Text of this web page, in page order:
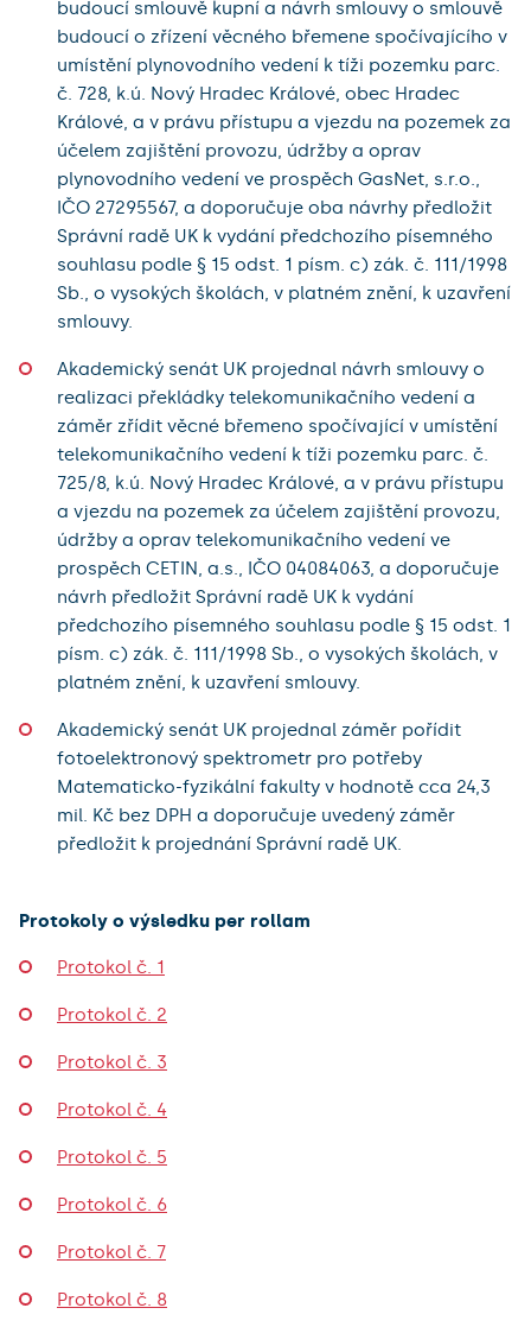
budoucí smlouvě kupní a návrh smlouvy o smlouvě
budoucí o zřízení věcného břemene spočívajícího v
umístění plynovodního vedení k tíži pozemku parc.
č. 728, k.ú. Nový Hradec Králové, obec Hradec
Králové, a v právu přístupu a vjezdu na pozemek za
účelem zajištění provozu, údržby a oprav
plynovodního vedení ve prospěch GasNet, s.r.o.,
IČO 27295567, a doporučuje oba návrhy předložit
Správní radě UK k vydání předchozího písemného
souhlasu podle § 15 odst. 1 písm. c) zák. č. 111/1998
Sb., o vysokých školách, v platném znění, k uzavření
smlouvy.
Akademický senát UK projednal návrh smlouvy o
realizaci překládky telekomunikačního vedení a
záměr zřídit věcné břemeno spočívající v umístění
telekomunikačního vedení k tíži pozemku parc. č.
725/8, k.ú. Nový Hradec Králové, a v právu přístupu
a vjezdu na pozemek za účelem zajištění provozu,
údržby a oprav telekomunikačního vedení ve
prospěch CETIN, a.s., IČO 04084063, a doporučuje
návrh předložit Správní radě UK k vydání
předchozího písemného souhlasu podle § 15 odst. 1
písm. c) zák. č. 111/1998 Sb., o vysokých školách, v
platném znění, k uzavření smlouvy.
Akademický senát UK projednal záměr pořídit
fotoelektronový spektrometr pro potřeby
Matematicko-fyzikální fakulty v hodnotě cca 24,3
mil. Kč bez DPH a doporučuje uvedený záměr
předložit k projednání Správní radě UK.
Protokoly o výsledku per rollam
Protokol č. 1
Protokol č. 2
Protokol č. 3
Protokol č. 4
Protokol č. 5
Protokol č. 6
Protokol č. 7
Protokol č. 8